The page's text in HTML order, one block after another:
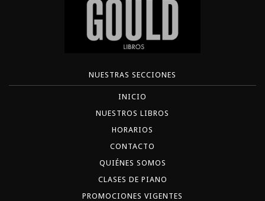
NUESTRAS SECCIONES
INICIO
NUESTROS LIBROS
HORARIOS
CONTACTO
QUIÉNES SOMOS
CLASES DE PIANO
PROMOCIONES VIGENTES